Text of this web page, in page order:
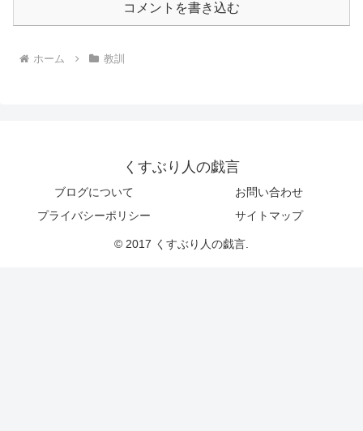
コメントを書き込む
ホーム 教訓
くすぶり人の戯言
ブログについて
お問い合わせ
プライバシーポリシー
サイトマップ
© 2017 くすぶり人の戯言.